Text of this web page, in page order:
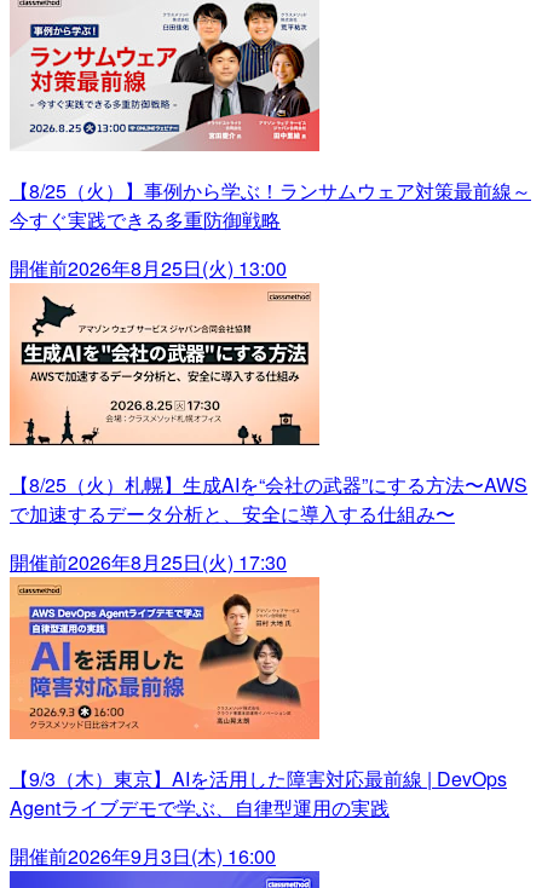
【8/25（火）】事例から学ぶ！ランサムウェア対策最前線～
今すぐ実践できる多重防御戦略
開催前2026年8月25日(火) 13:00
【8/25（火）札幌】生成AIを“会社の武器”にする方法〜AWS
で加速するデータ分析と、安全に導入する仕組み〜
開催前2026年8月25日(火) 17:30
【9/3（木）東京】AIを活用した障害対応最前線 | DevOps
Agentライブデモで学ぶ、自律型運用の実践
開催前2026年9月3日(木) 16:00